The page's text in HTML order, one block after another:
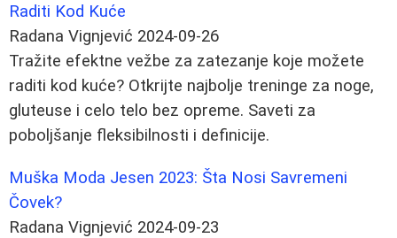
Raditi Kod Kuće
Radana Vignjević 2024-09-26
Tražite efektne vežbe za zatezanje koje možete
raditi kod kuće? Otkrijte najbolje treninge za noge,
gluteuse i celo telo bez opreme. Saveti za
poboljšanje fleksibilnosti i definicije.
Muška Moda Jesen 2023: Šta Nosi Savremeni
Čovek?
Radana Vignjević 2024-09-23